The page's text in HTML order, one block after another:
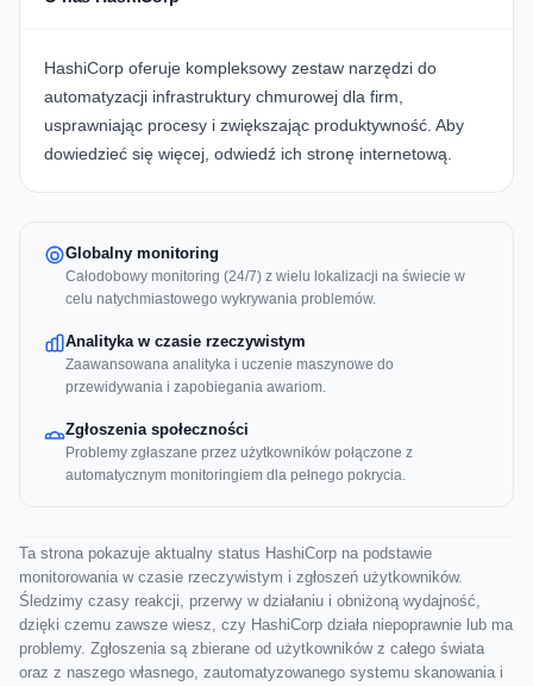
HashiCorp oferuje kompleksowy zestaw narzędzi do
automatyzacji infrastruktury chmurowej dla firm,
usprawniając procesy i zwiększając produktywność. Aby
dowiedzieć się więcej, odwiedź ich stronę internetową.
Globalny monitoring
Całodobowy monitoring (24/7) z wielu lokalizacji na świecie w
celu natychmiastowego wykrywania problemów.
Analityka w czasie rzeczywistym
Zaawansowana analityka i uczenie maszynowe do
przewidywania i zapobiegania awariom.
Zgłoszenia społeczności
Problemy zgłaszane przez użytkowników połączone z
automatycznym monitoringiem dla pełnego pokrycia.
Ta strona pokazuje aktualny status HashiCorp na podstawie
monitorowania w czasie rzeczywistym i zgłoszeń użytkowników.
Śledzimy czasy reakcji, przerwy w działaniu i obniżoną wydajność,
dzięki czemu zawsze wiesz, czy HashiCorp działa niepoprawnie lub ma
problemy. Zgłoszenia są zbierane od użytkowników z całego świata
oraz z naszego własnego, zautomatyzowanego systemu skanowania i